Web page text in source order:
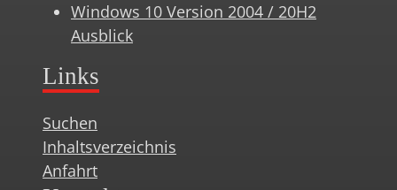
Windows 10 Version 2004 / 20H2
Ausblick
Links
Suchen
Inhaltsverzeichnis
Anfahrt